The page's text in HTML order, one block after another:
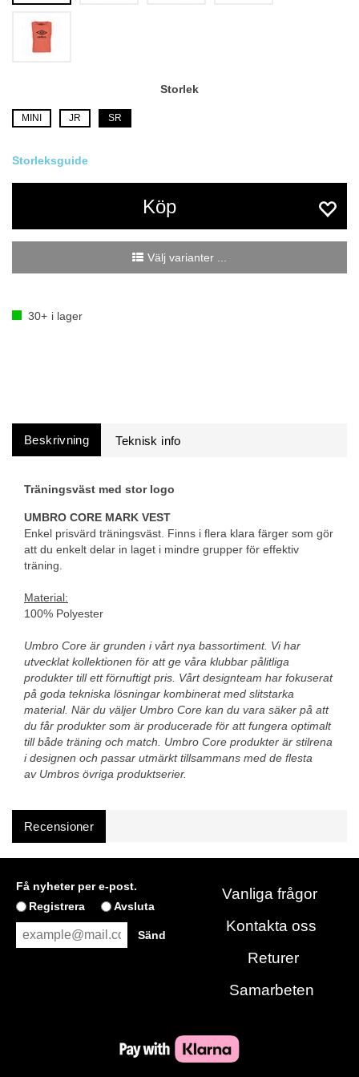
Storlek
MINI JR SR
Köp
Välj varianter ...
30+ i lager
Beskrivning
Träningsväst med stor logo
UMBRO CORE MARK VEST
Enkel prisvärd träningsväst. Finns i flera klara färger som gör
att du enkelt delar in laget i mindre grupper för effektiv
träning.
Material:
100% Polyester
Umbro Core är grunden i vårt nya bassortiment. Vi har
utvecklat kollektionen för att ge våra klubbar pålitliga
produkter till ett förnuftigt pris. Vårt designteam har fokuserat
på goda tekniska lösningar kombinerat med slitstarka
material. När du väljer Umbro Core kan du vara säker på att
du får produkter som är producerade för att fungera optimalt
till både träning och match. Umbro Core produkter är stilrena
i designen och passar utmärkt tillsammans med de flesta
av Umbros övriga produktserier.
Recensioner
Få nyheter per e-post.
Registrera
Avsluta
Vanliga frågor
Kontakta oss
Returer
Samarbeten